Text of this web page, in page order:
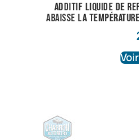
Additif liquide de
abaisse la